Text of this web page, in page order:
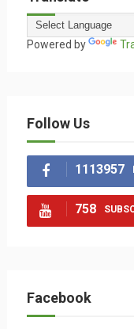
Powered by
Follow Us
1113957
758
Facebook